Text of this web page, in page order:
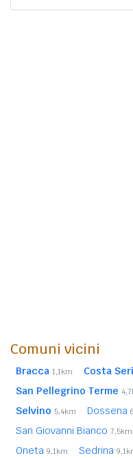
Comuni vicini
Bracca 1,1km Costa
San Pellegrino Terme
Selvino 5,4km Dossena
San Giovanni Bianco 7,5km
Oneta 9,1km Sedrina